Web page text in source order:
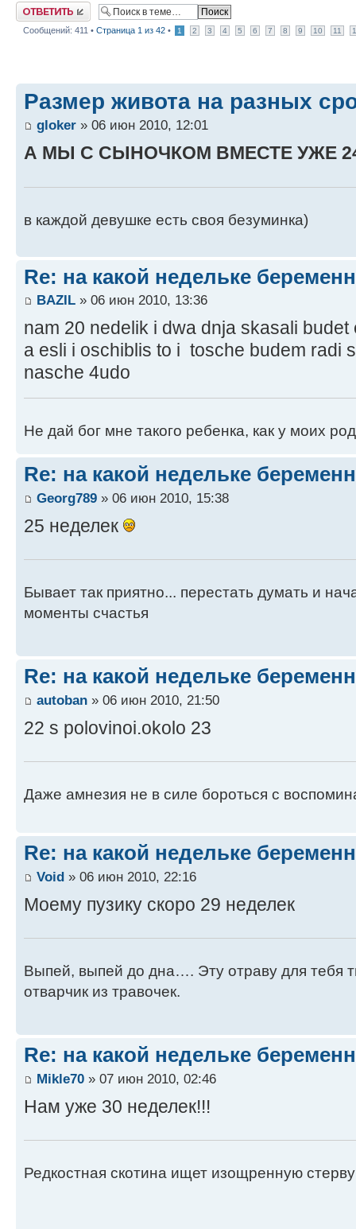
Ответить
Сообщений: 411 • Страница 1 из 42 • 1 2 3 4 5 6 7 8 9 10 11
Размер живота на разных
gloker » 06 июн 2010, 12:01
А МЫ С СЫНОЧКОМ ВМЕСТЕ УЖЕ
в каждой девушке есть своя безуминка)
Re: на какой недельке
BAZIL » 06 июн 2010, 13:36
nam 20 nedelik i dwa dnja skasali
a esli i oschiblis to i tosche budem radi
nasche 4udo
Не дай бог мне такого ребенка, как у моих
Re: на какой недельке
Georg789 » 06 июн 2010, 15:38
25 неделек
Бывает так приятно... перестать думать и
моменты счастья
Re: на какой недельке
autoban » 06 июн 2010, 21:50
22 s polovinoi.okolo 23
Даже амнезия не в силе бороться с
Re: на какой недельке
Void » 06 июн 2010, 22:16
Моему пузику скоро 29 неделек
Выпей, выпей до дна…. Эту отраву для
отварчик из травочек.
Re: на какой недельке
Mikle70 » 07 июн 2010, 02:46
Нам уже 30 неделек!!!
Редкостная скотина ищет изощренную